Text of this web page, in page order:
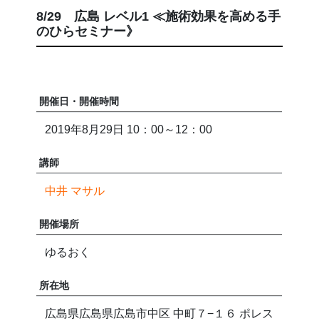
8/29 広島 レベル1 ≪施術効果を高める手
のひらセミナー》
開催日・開催時間
2019年8月29日 10：00～12：00
講師
中井 マサル
開催場所
ゆるおく
所在地
広島県広島県広島市中区 中町７−１６ ポレス